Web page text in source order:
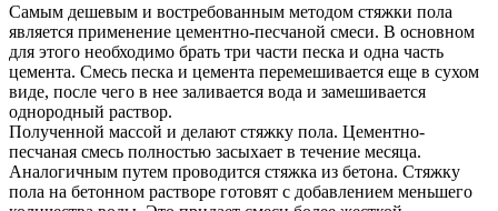
Самым дешевым и востребованным методом стяжки пола
является применение цементно-песчаной смеси. В основном
для этого необходимо брать три части песка и одна часть
цемента. Смесь песка и цемента перемешивается еще в сухом
виде, после чего в нее заливается вода и замешивается
однородный раствор.
Полученной массой и делают стяжку пола. Цементно-
песчаная смесь полностью засыхает в течение месяца.
Аналогичным путем проводится стяжка из бетона. Стяжку
пола на бетонном растворе готовят с добавлением меньшего